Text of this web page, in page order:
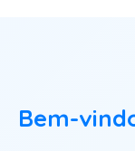
Bem-